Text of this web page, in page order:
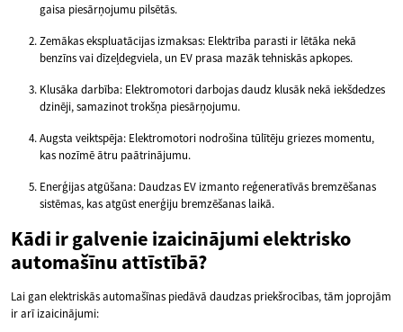
gaisa piesārņojumu pilsētās.
Zemākas ekspluatācijas izmaksas: Elektrība parasti ir lētāka nekā
benzīns vai dīzeļdegviela, un EV prasa mazāk tehniskās apkopes.
Klusāka darbība: Elektromotori darbojas daudz klusāk nekā iekšdedzes
dzinēji, samazinot trokšņa piesārņojumu.
Augsta veiktspēja: Elektromotori nodrošina tūlītēju griezes momentu,
kas nozīmē ātru paātrinājumu.
Enerģijas atgūšana: Daudzas EV izmanto reģeneratīvās bremzēšanas
sistēmas, kas atgūst enerģiju bremzēšanas laikā.
Kādi ir galvenie izaicinājumi elektrisko
automašīnu attīstībā?
Lai gan elektriskās automašīnas piedāvā daudzas priekšrocības, tām joprojām
ir arī izaicinājumi: